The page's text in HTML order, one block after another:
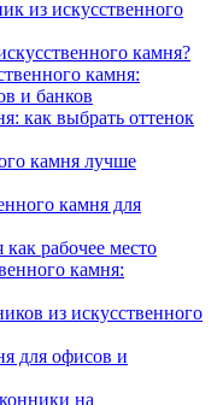
из искусственного
камня?
камня:
и банков
как выбрать оттенок
камня лучше
камня для
рабочее место
камня:
из искусственного
для офисов и
на